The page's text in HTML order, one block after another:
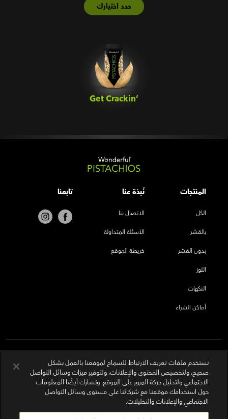
حدد اختيارك
Get Crackin’‎
المنتجات
الكل
بالقشر
بدون القشر
اللوز
النكهات
أماكن الشراء
نُبذة عنا
الاتصال بنا
الأسئلة المتداولة
خريطة الموقع
تابعنا
نستخدم ملفات تعريف الارتباط للسماح لموقعنا بالعمل بشكل
صحيح، ولتخصيص المحتوى والإعلانات، ولتوفير ميزات وسائل التواصل
الاجتماعي ولتحليل حركة المرور على الموقع. ونشارك أيضًا المعلومات
حول استخدامك موقعنا مع شركائنا على مستوى وسائل التواصل
الاجتماعي والإعلانات والتحليلات.